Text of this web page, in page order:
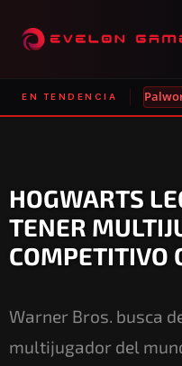
EN TENDENCIA
HOGWARTS
TENER
COMPETITIVO
Warner Bros. busca
multijugador del